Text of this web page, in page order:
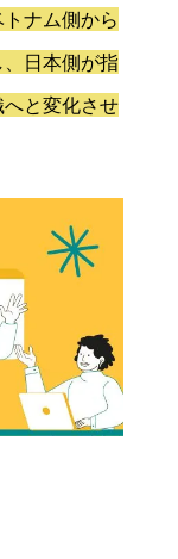
ナム側から
日本側が指
と変化させ